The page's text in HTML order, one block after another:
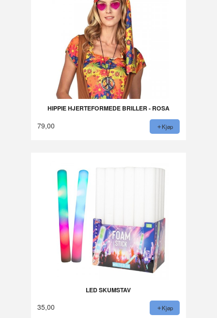
HIPPIE HJERTEFORMEDE BRILLER - ROSA
79,00 Kjøp
LED SKUMSTAV
35,00 Kjøp